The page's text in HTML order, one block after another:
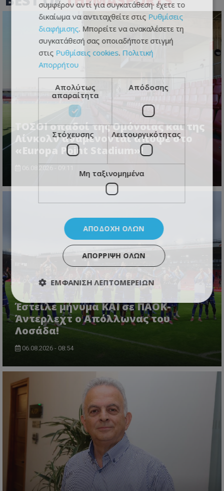
ΤΟΣΟΙ οπαδοί της Ομόνοιας και της
Λίνκολν αναμένονται απόψε στο
«Europa Point Stadium»!
Έστειλε μήνυμα ΚΑΙ σε ΠΑΟΚ-
Άντερλεχτ ο Απόλλωνας του
Λοσάδα!
06.08.2026 - 08:54
συμφέρον αντί για συγκατάθεση· έχετε το
δικαίωμα να αντιταχθείτε στις Ρυθμίσεις
διαφήμισης. Μπορείτε να ανακαλέσετε τη
συγκατάθεσή σας οποιαδήποτε στιγμή
στις Ρυθμίσεις cookies. Πολιτική
Απορρήτου
Απολύτως
απαραίτητα
Απόδοσης
Στόχευσης Λειτουργικότητας
Μη ταξινομημένα
ΑΠΟΔΟΧΉ ΌΛΩΝ
ΑΠΌΡΡΙΨΗ ΌΛΩΝ
ΕΜΦΆΝΙΣΗ ΛΕΠΤΟΜΕΡΕΙΏΝ